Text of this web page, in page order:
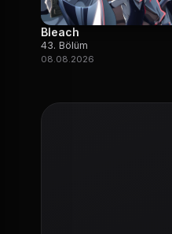
Bleach
43. Bölüm
08.08.2026